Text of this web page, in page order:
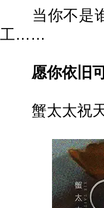
当你不是谁
工……
愿你依旧
蟹太太祝天